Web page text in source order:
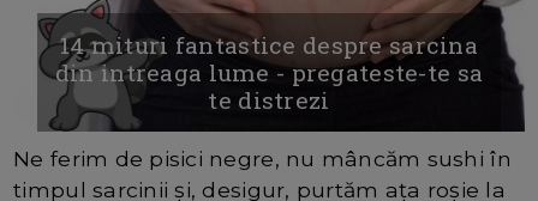
14 mituri fantastice despre sarcina
din intreaga lume - pregateste-te sa
te distrezi
Ne ferim de pisici negre, nu mâncăm sushi în
timpul sarcinii și, desigur, purtăm ața roșie la